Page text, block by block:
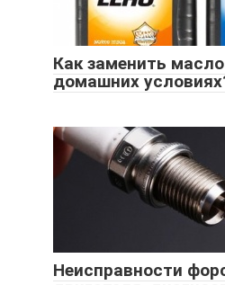
Как заменить
домашних
Неисправности